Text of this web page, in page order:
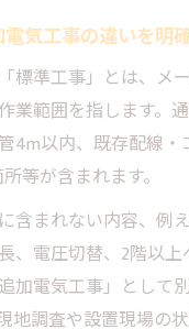
事や特殊作業で断られ
でエアコン工事トラ
気工事の違いを明
標準工事」とは、メ
業範囲を指します。
4m以内、既存配線・
等が含まれます。
含まれない内容、例
、電圧切替、2階以
加電気工事」として
地調査や設置現場の